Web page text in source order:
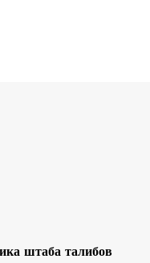
штаба талибов